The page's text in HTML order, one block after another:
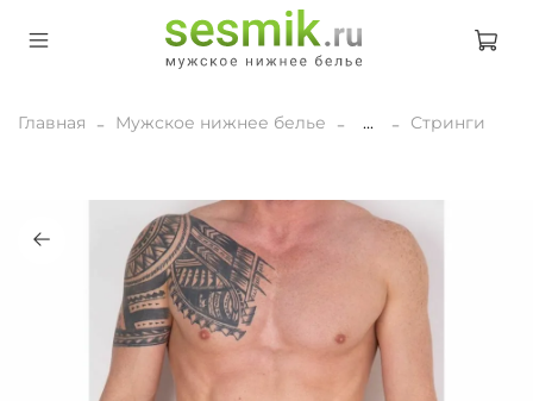
Главная Мужское нижнее белье ... Стринги